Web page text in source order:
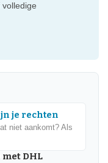
je rechten
niet aankomt? Als
DHL